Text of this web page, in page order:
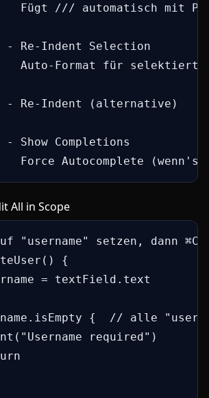
Fügt /// automatisch mit
Indent Selection
Auto-Format für
Indent (alternative)
Show Completions
Force Autocomplete (wenn's
All in Scope
"username" setzen, dann
{
= textField.text
{  // alle
required")